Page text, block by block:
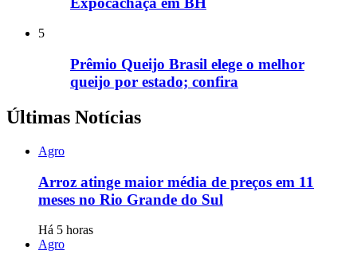
5
Prêmio Queijo Brasil elege o melhor
queijo por estado; confira
Últimas Notícias
Agro
Arroz atinge maior média de preços em 11
meses no Rio Grande do Sul
Há 5 horas
Agro